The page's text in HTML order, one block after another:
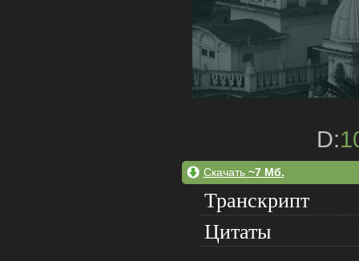
D:
Скачать ~7 Мб.
Транскрипт
Цитаты